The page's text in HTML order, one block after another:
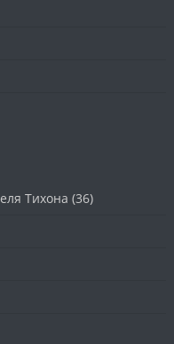
Тихона (36)